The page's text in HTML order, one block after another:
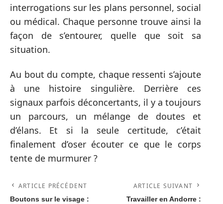
interrogations sur les plans personnel, social
ou médical. Chaque personne trouve ainsi la
façon de s’entourer, quelle que soit sa
situation.
Au bout du compte, chaque ressenti s’ajoute
à une histoire singulière. Derrière ces
signaux parfois déconcertants, il y a toujours
un parcours, un mélange de doutes et
d’élans. Et si la seule certitude, c’était
finalement d’oser écouter ce que le corps
tente de murmurer ?
ARTICLE PRÉCÉDENT
Boutons sur le visage :
ARTICLE SUIVANT
Travailler en Andorre :